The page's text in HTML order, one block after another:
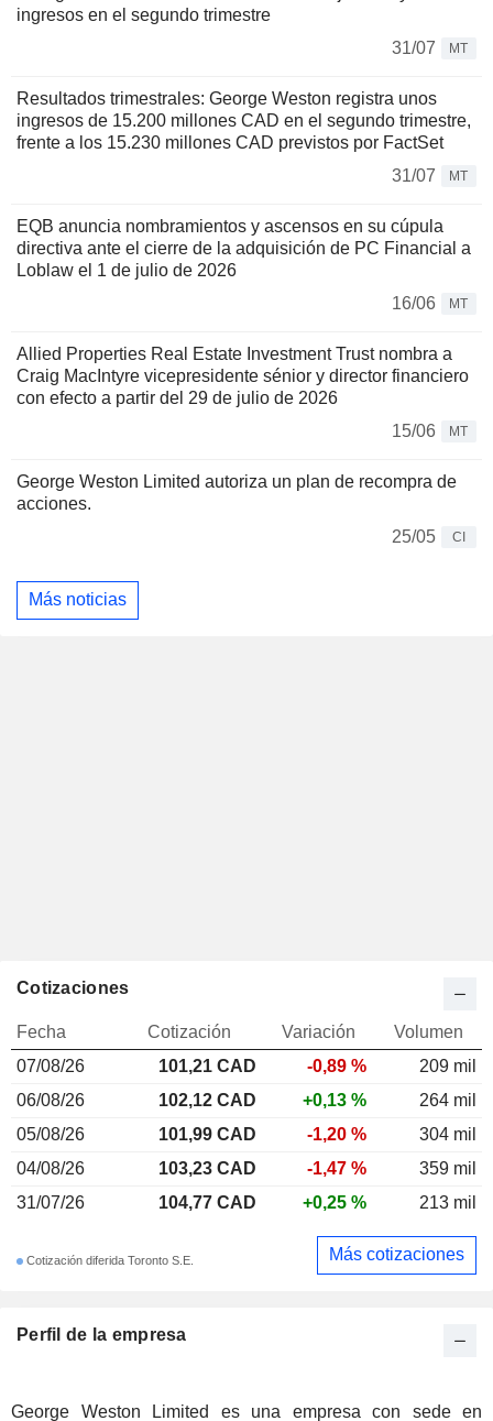
ingresos en el segundo trimestre
31/07
MT
Resultados trimestrales: George Weston registra unos
ingresos de 15.200 millones CAD en el segundo trimestre,
frente a los 15.230 millones CAD previstos por FactSet
31/07
MT
EQB anuncia nombramientos y ascensos en su cúpula
directiva ante el cierre de la adquisición de PC Financial a
Loblaw el 1 de julio de 2026
16/06
MT
Allied Properties Real Estate Investment Trust nombra a
Craig MacIntyre vicepresidente sénior y director financiero
con efecto a partir del 29 de julio de 2026
15/06
MT
George Weston Limited autoriza un plan de recompra de
acciones.
25/05
CI
Más noticias
Perfil de la empresa
George Weston Limited es una empresa con sede en
Cotizaciones
Fecha Cotización Variación
Volumen
07/08/26
101,21 CAD -0,89 %
209 mil
06/08/26
102,12 CAD +0,13 %
264 mil
05/08/26
101,99 CAD -1,20 %
304 mil
04/08/26
103,23 CAD -1,47 %
359 mil
31/07/26
104,77 CAD +0,25 % 213 mil
Cotización diferida Toronto S.E. Más cotizaciones